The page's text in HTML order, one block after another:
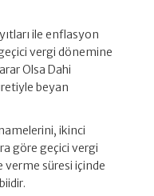
ile enflasyon
vergi dönemine
Olsa Dahi
beyan
ikinci
göre geçici vergi
süresi içinde